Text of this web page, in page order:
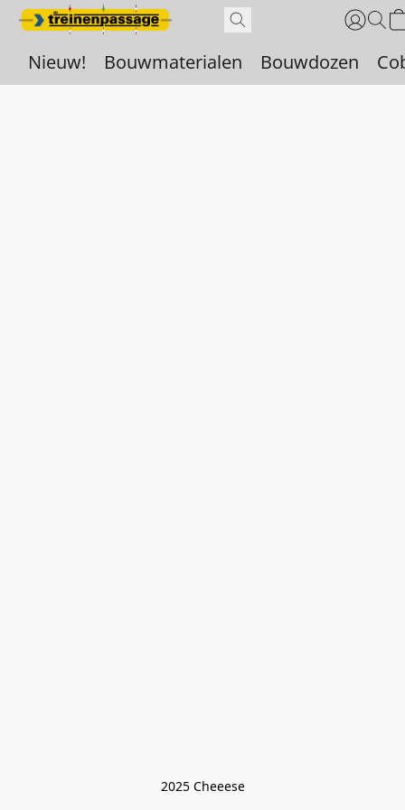
Nieuw! Bouwmaterialen Bouwdozen
2025 Cheeese